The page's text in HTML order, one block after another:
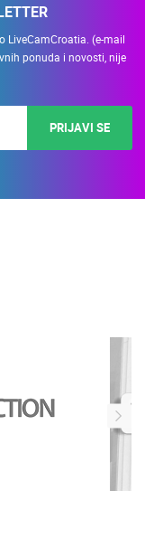
LiveCamCroatia. (e-mail
ponuda i novosti, nije
PRIJAVI SE